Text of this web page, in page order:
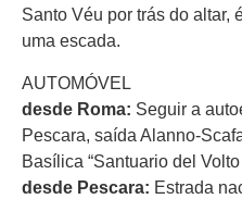
Santo Véu por trás do altar,
uma escada.
AUTOMÓVEL
desde Roma: Seguir a
Pescara, saída Alanno-
Basílica “Santuario del Volto
desde Pescara: Estrada